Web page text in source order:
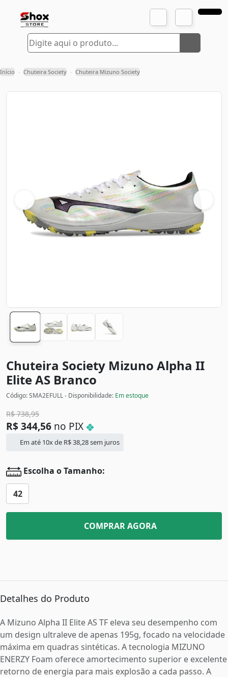
Início › Chuteira Society › Chuteira Mizuno Society
Chuteira Society Mizuno Alpha II
Elite AS Branco
Código: SMA2EFULL - Disponibilidade: Em estoque
R$738,95
R$ 344,56 no PIX
Em até 10x de R$38,28sem juros
Escolha o Tamanho:
42
COMPRAR AGORA
Detalhes do Produto
A Mizuno Alpha II Elite AS TF eleva seu desempenho com
um design ultraleve de apenas 195g, focado na velocidade
máxima em quadras sintéticas. A tecnologia MIZUNO
ENERZY Foam oferece amortecimento superior e excelente
retorno de energia para mais explosão a cada passo. A